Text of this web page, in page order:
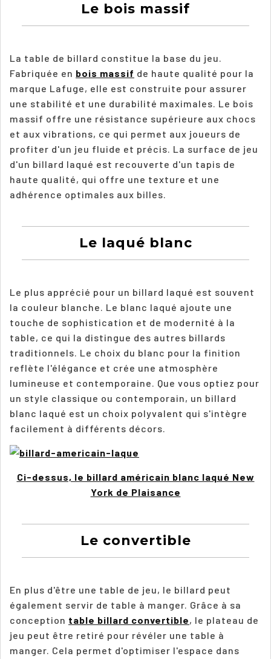
Le bois massif
La table de billard constitue la base du jeu.
Fabriquée en bois massif de haute qualité pour la
marque Lafuge, elle est construite pour assurer
une stabilité et une durabilité maximales. Le bois
massif offre une résistance supérieure aux chocs
et aux vibrations, ce qui permet aux joueurs de
profiter d'un jeu fluide et précis. La surface de jeu
d'un billard laqué est recouverte d'un tapis de
haute qualité, qui offre une texture et une
adhérence optimales aux billes.
Le laqué blanc
Le plus apprécié pour un billard laqué est souvent
la couleur blanche. Le blanc laqué ajoute une
touche de sophistication et de modernité à la
table, ce qui la distingue des autres billards
traditionnels. Le choix du blanc pour la finition
reflète l'élégance et crée une atmosphère
lumineuse et contemporaine. Que vous optiez pour
un style classique ou contemporain, un billard
blanc laqué est un choix polyvalent qui s'intègre
facilement à différents décors.
Ci-dessus, le billard américain blanc laqué New
York de Plaisance
Le convertible
En plus d'être une table de jeu, le billard peut
également servir de table à manger. Grâce à sa
conception table billard convertible, le plateau de
jeu peut être retiré pour révéler une table à
manger. Cela permet d'optimiser l'espace dans